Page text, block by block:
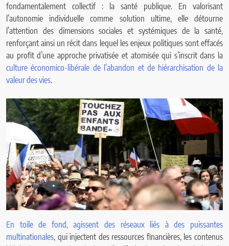
fondamentalement collectif : la santé publique. En valorisant
l’autonomie individuelle comme solution ultime, elle détourne
l’attention des dimensions sociales et systémiques de la santé,
renforçant ainsi un récit dans lequel les enjeux politiques sont effacés
au profit d’une approche privatisée et atomisée qui s’inscrit dans la
culture économico-libérale de l’abandon et de hiérarchisation de la
valeur des vies.
En toile de fond, agissent des réseaux liés à des puissantes
multinationales, qui injectent des ressources financières, les contenus